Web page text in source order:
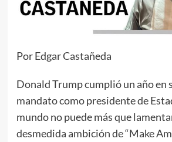
Por Edgar Castañeda
Donald Trump cumplió un año en
mandato como presidente de
mundo no puede más que
desmedida ambición de “Make